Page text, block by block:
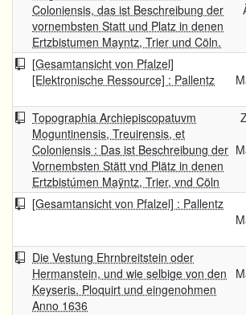
Coloniensis, das ist Beschreibung der
vornembsten Statt und Platz in denen
Ertzbistumen Mayntz, Trier und Cöln.
[Gesamtansicht von Pfalzel]
[Elektronische Ressource] : Pallentz
Topographia Archiepiscopatuvm
Moguntinensis, Treuirensis, et
Coloniensis : Das ist Beschreibung der
Vornembsten Stätt vnd Plätz in denen
Ertzbistúmen Maÿntz, Trier, vnd Cöln
[Gesamtansicht von Pfalzel] : Pallentz
Die Vestung Ehrnbreitstein oder
Hermanstein, und wie selbige von den
Keyseris. Ploquirt und eingenohmen
Anno 1636